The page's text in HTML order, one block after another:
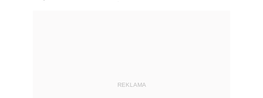
REKLAMA